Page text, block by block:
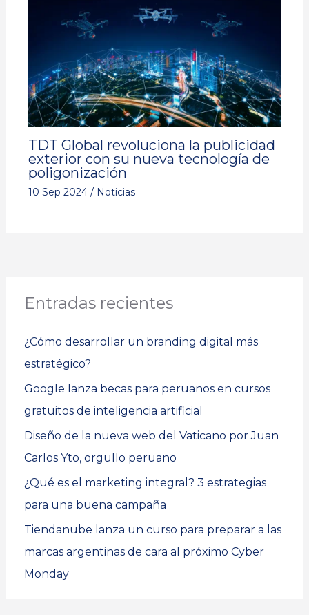
TDT Global revoluciona la publicidad
exterior con su nueva tecnología de
poligonización
10 Sep 2024 / Noticias
Entradas recientes
¿Cómo desarrollar un branding digital más
estratégico?
Google lanza becas para peruanos en cursos
gratuitos de inteligencia artificial
Diseño de la nueva web del Vaticano por Juan
Carlos Yto, orgullo peruano
¿Qué es el marketing integral? 3 estrategias
para una buena campaña
Tiendanube lanza un curso para preparar a las
marcas argentinas de cara al próximo Cyber
Monday